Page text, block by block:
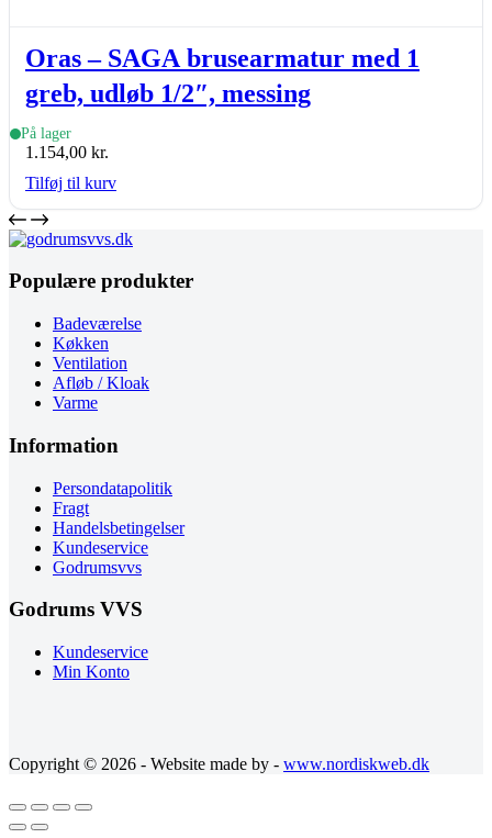
Oras – SAGA brusearmatur med 1
greb, udløb 1/2″, messing
På lager
1.154,00 kr.
Tilføj til kurv
Populære produkter
Badeværelse
Køkken
Ventilation
Afløb / Kloak
Varme
Information
Persondatapolitik
Fragt
Handelsbetingelser
Kundeservice
Godrumsvvs
Godrums VVS
Kundeservice
Min Konto
Copyright © 2026 - Website made by - www.nordiskweb.dk